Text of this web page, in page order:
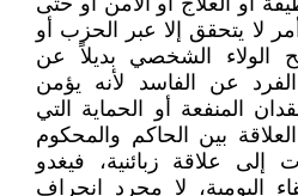
لا يتحقق إلا عبر الحزب أو
الولاء الشخصي بديلاً عن
الفرد عن الفاسد لأنه يؤمن
المنفعة أو الحماية التي
بين الحاكم والمحكوم
علاقة زبائنية، فيغدو
اليومية، لا مجرد انحراف